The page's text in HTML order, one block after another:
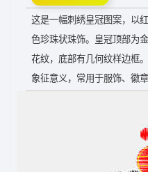
这是一幅刺绣皇冠图案，以
色珍珠状珠饰。皇冠顶部为
花纹，底部有几何纹样边框
象征意义，常用于服饰、徽